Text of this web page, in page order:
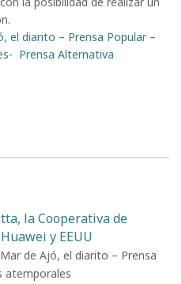
el diarito – Prensa Popular –
Prensa Alternativa
la Cooperativa de
y EEUU
de Ajó, el diarito – Prensa
atemporales